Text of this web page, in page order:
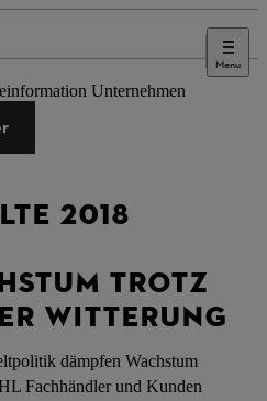
Menu
Unternehmen
2018
TROTZ
WITTERUNG
dämpfen Wachstum
Fachhändler und Kunden